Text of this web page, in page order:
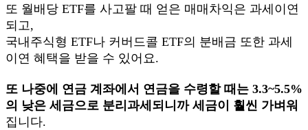
또 월배당 ETF를 사고팔 때 얻은 매매차익은 과세이연
되고,
국내주식형 ETF나 커버드콜 ETF의 분배금 또한 과세
이연 혜택을 받을 수 있어요.
또 나중에 연금 계좌에서 연금을 수령할 때는 3.3~5.5%
의 낮은 세금으로 분리과세되니까 세금이 훨씬 가벼워
집니다.